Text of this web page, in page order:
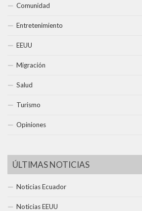
Comunidad
Entretenimiento
EEUU
Migración
Salud
Turismo
Opiniones
ÚLTIMAS NOTICIAS
Noticias Ecuador
Noticias EEUU